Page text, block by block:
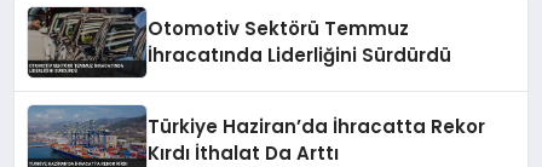
Otomotiv Sektörü Temmuz
İhracatında Liderliğini Sürdürdü
Türkiye Haziran’da İhracatta Rekor
Kırdı İthalat Da Arttı